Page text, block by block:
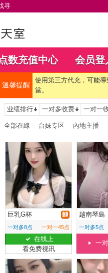
寻
数充值中心 会员登
溫馨提醒
使用第三方代充，可能
當。
业绩排行 一对多收费 一对一
全部在線 台妹专区 內地主播
巨乳G杯
一对多8点 一对一45点
在线上
看免费视讯
越南琴島
一对多5点
一